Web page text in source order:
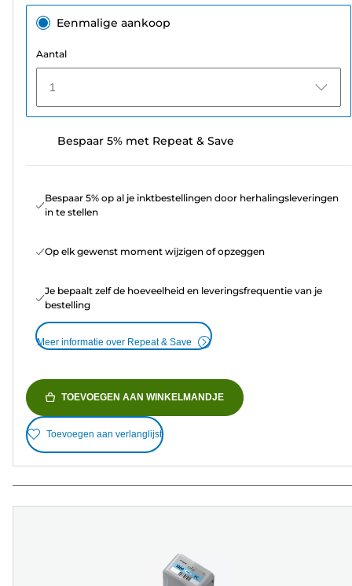
Eenmalige aankoop
Aantal
1
Bespaar 5% met Repeat & Save
Bespaar 5% op al je inktbestellingen door herhalingsleveringen
in te stellen
Op elk gewenst moment wijzigen of opzeggen
Je bepaalt zelf de hoeveelheid en leveringsfrequentie van je
bestelling
Meer informatie over Repeat & Save
TOEVOEGEN AAN WINKELMANDJE
Toevoegen aan verlanglijst